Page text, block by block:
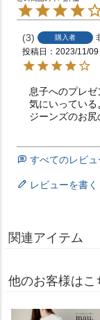
3 購入者
投稿日
2023/11/09
息子へのプレゼ
気にいっている
ジーンズのお尻
すべてのレビュ
レビューを書く
関連アイテム
他のお客様はこ